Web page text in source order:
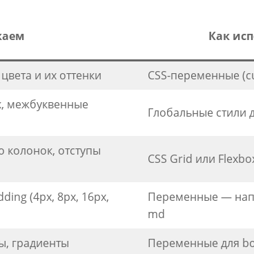
Как
и их оттенки CSS-переменные
межбуквенные
Глобальные стили
отступы
CSS Grid или
(4px, 8px, 16px,
Переменные —
md
градиенты Переменные для